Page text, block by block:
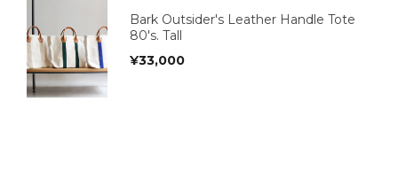
Bark Outsider's Leather Handle Tote
80's. Tall
¥33,000